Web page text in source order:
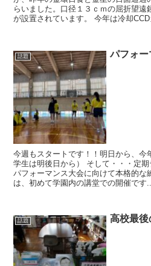
らいました。口径１３ｃｍの屈折望
が設置されています。 今年は冷却
話題 パフォー
今週もスタートです！！明日から、今
学生は明後日から） そして・・・定
パフォーマンス大会に向けて本格的な
は、初めて学園内の講堂での開催です...
話題 高校最後